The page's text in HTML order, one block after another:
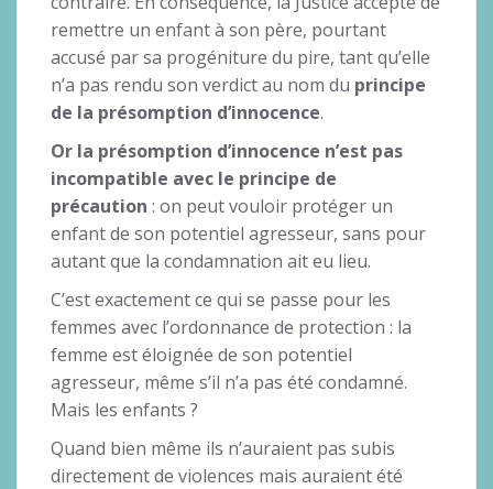
remettre un enfant à son père, pourtant
accusé par sa progéniture du pire, tant qu’elle
n’a pas rendu son verdict au nom du principe
de la présomption d’innocence.
Or la présomption d’innocence n’est pas
incompatible avec le principe de
précaution : on peut vouloir protéger un
enfant de son potentiel agresseur, sans pour
autant que la condamnation ait eu lieu.
C’est exactement ce qui se passe pour les
femmes avec l’ordonnance de protection : la
femme est éloignée de son potentiel
agresseur, même s’il n’a pas été condamné.
Mais les enfants ?
Quand bien même ils n’auraient pas subis
directement de violences mais auraient été